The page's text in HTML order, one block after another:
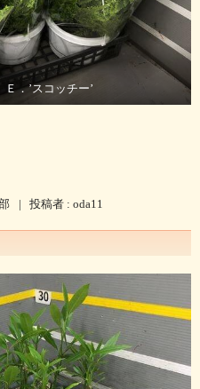
．’スコッチー’
| 投稿者 : oda11